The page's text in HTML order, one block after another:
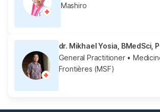
Mashiro
dr. Mikhael Yosia, BMedSci,
General Practitioner•
Frontières (MSF)